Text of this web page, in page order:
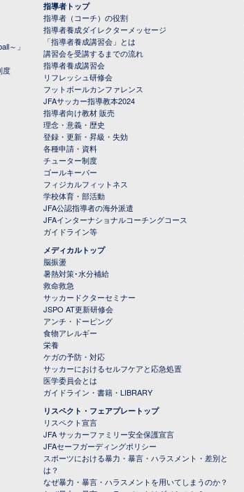
～」
度
指導者トップ
指導者（コーチ）の役割
指導者養成ダイレクターメッセージ
「指導者養成講習会」とは
講習会を受講するまでの流れ
指導者養成講習会
リフレッシュ研修会
フットボールカンファレンス
JFAサッカー指導教本2024
指導者向け教材 販売
理念・意義・歴史
登録・更新・昇級・失効
各種申請・資料
チューター制度
ゴールキーパー
フィジカルフィットネス
学校体育・部活動
JFA公認指導者の海外派遣
JFAインターナショナルコーチングコース
ガイドライン等
メディカルトップ
脳振盪
暑熱対策･水分補給
救命救急
サッカードクターセミナー
JSPO AT更新研修会
アンチ・ドーピング
食物アレルギー
栄養
ケガの予防・対応
サッカーにおけるセルフケアと応急処置
医学委員会とは
ガイドライン・書籍・LIBRARY
リスペクト・フェアプレートップ
リスペクト宣言
JFA サッカーファミリー安全保護宣言
JFAセーフガーディングポリシー
スポーツにおける暴力・暴言・ハラスメント・差別と
は？
なぜ暴力・暴言・ハラスメントを用いてしまうのか？